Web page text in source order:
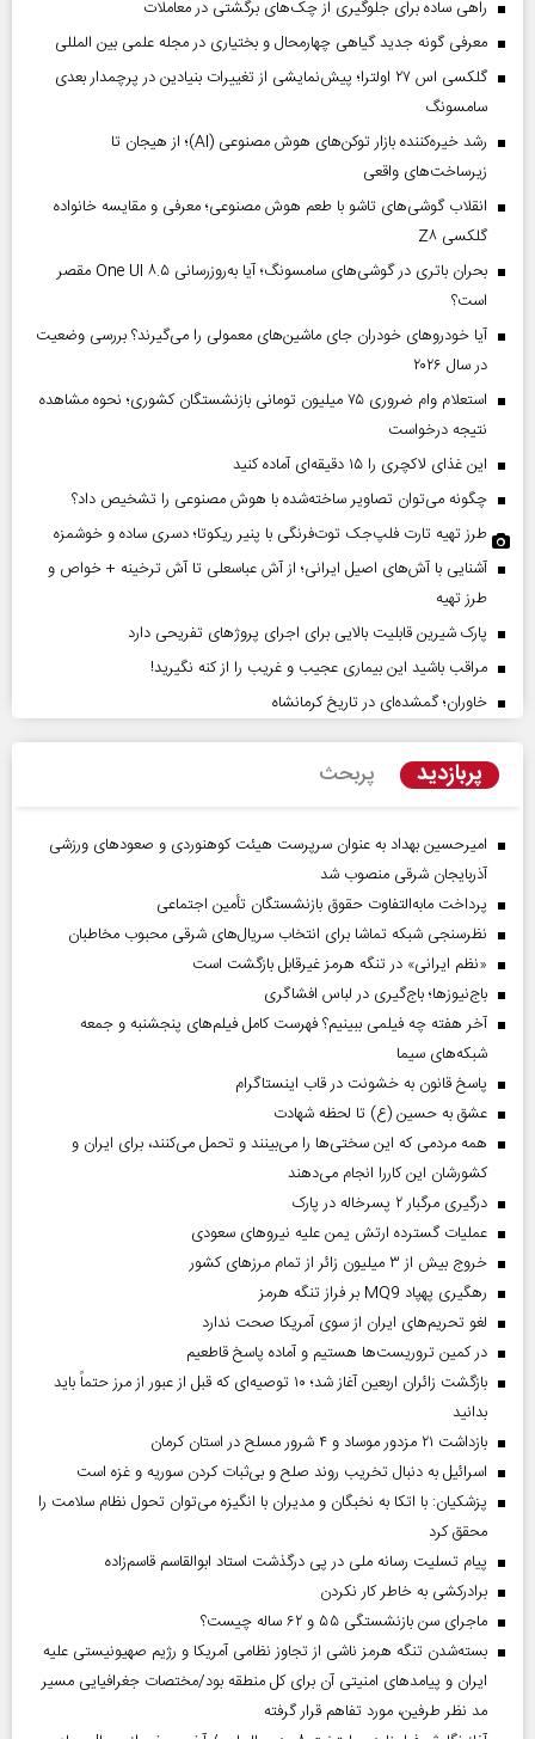
راهی ساده برای جلوگیری از چک‌های برگشتی در معاملات
معرفی گونه جدید گیاهی چهارمحال و بختیاری در مجله علمی بین المللی
گلکسی اس ۲۷ اولترا؛ پیش‌نمایشی از تغییرات بنیادین در پرچمدار بعدی
سامسونگ
رشد خیره‌کننده بازار توکن‌های هوش مصنوعی (AI)؛ از هیجان تا
زیرساخت‌های واقعی
انقلاب گوشی‌های تاشو‌ با طعم هوش مصنوعی؛ معرفی و مقایسه خانواده
گلکسی Z۸
بحران باتری در گوشی‌های سامسونگ؛ آیا به‌روزرسانی One UI ۸.۵ مقصر
است؟
آیا خودروهای خودران جای ماشین‌های معمولی را می‌گیرند؟ بررسی وضعیت
در سال ۲۰۲۶
استعلام وام ضروری ۷۵ میلیون تومانی بازنشستگان کشوری؛ نحوه مشاهده
نتیجه درخواست
این غذای لاکچری را ۱۵ دقیقه‌ای آماده کنید
چگونه می‌توان تصاویر ساخته‌شده با هوش مصنوعی را تشخیص داد؟
طرز تهیه تارت فلپ‌جک توت‌فرنگی با پنیر ریکوتا؛ دسری ساده و خوشمزه
آشنایی با آش‌های اصیل ایرانی؛ از آش عباسعلی تا آش ترخینه + خواص و
طرز تهیه
پارک شیرین قابلیت‌ بالایی برای اجرای پروژهای تفریحی دارد
مراقب باشید این بیماری عجیب و غریب را از کنه نگیرید!
خاوران؛ گمشده‌ای در تاریخ کرمانشاه
پربازدید پربحث
امیرحسین بهداد به عنوان سرپرست هیئت کوهنوردی و صعودهای ورزشی
آذربایجان شرقی منصوب شد
پرداخت مابه‌التفاوت حقوق بازنشستگان تأمین اجتماعی
نظرسنجی شبکه تماشا برای انتخاب سریال‌های شرقی محبوب مخاطبان
«نظم ایرانی» در تنگه هرمز غیرقابل بازگشت است
باج‌نیوزها؛ باج‌گیری در لباس افشاگری
آخر هفته چه فیلمی ببینیم؟ فهرست کامل فیلم‌های پنجشنبه و جمعه
شبکه‌های سیما
پاسخ قانون به خشونت در قاب اینستاگرام
عشق به حسین (ع) تا لحظه شهادت
همه مردمی که این سختی‌ها را می‌بینند و تحمل می‌کنند، برای ایران و
کشورشان این کاررا انجام می‌دهند
درگیری مرگبار ۲ پسرخاله در پارک
عملیات گسترده ارتش یمن علیه نیروهای سعودی
خروج بیش از ۳ میلیون زائر از تمام مرز‌های کشور
رهگیری پهپاد MQ9 بر فراز تنگه هرمز
لغو تحریم‌های ایران از سوی آمریکا صحت ندارد
در کمین تروریست‌ها هستیم و آماده پاسخ قاطعیم
بازگشت زائران اربعین آغاز شد؛ ۱۰ توصیه‌ای که قبل از عبور از مرز حتماً باید
بدانید
بازداشت ۲۱ مزدور موساد و ۴ شرور مسلح در استان کرمان
اسرائیل به دنبال تخریب روند صلح و بی‌ثبات کردن سوریه و غزه است
پزشکیان: با اتکا به نخبگان و مدیران با انگیزه می‌توان تحول نظام سلامت را
محقق کرد
پیام تسلیت رسانه ملی در پی درگذشت استاد ابوالقاسم قاسم‌زاده
برادرکشی به خاطر کار نکردن
ماجرای سن بازنشستگی ۵۵ و ۶۲ ساله چیست؟
بسته‌شدن تنگه هرمز ناشی از تجاوز نظامی آمریکا و رژیم صهیونیستی علیه
ایران و پیامد‌های امنیتی آن برای کل منطقه بود/مختصات جغرافیایی مسیر
مد نظر طرفین، مورد تفاهم قرار گرفته